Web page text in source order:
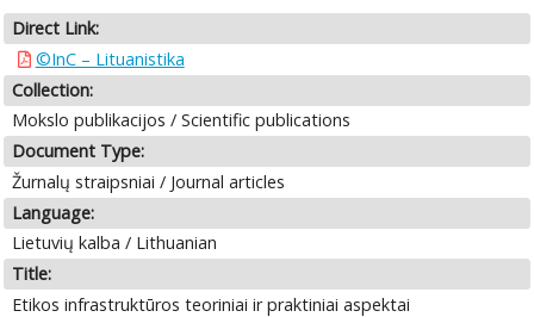
Direct Link:
©InC – Lituanistika
Collection:
Mokslo publikacijos / Scientific publications
Document Type:
Žurnalų straipsniai / Journal articles
Language:
Lietuvių kalba / Lithuanian
Title:
Etikos infrastruktūros teoriniai ir praktiniai aspektai